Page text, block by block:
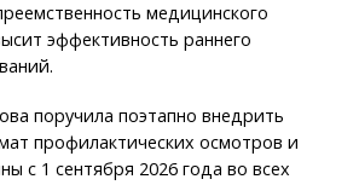
медицинского
эффективность раннего
поручила поэтапно внедрить
профилактических осмотров и
с 1 сентября 2026 года во всех